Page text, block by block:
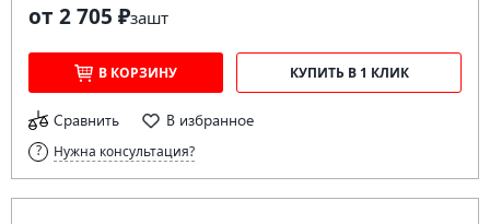
от 2 705 ₽зашт
В КОРЗИНУ КУПИТЬ В 1 КЛИК
Сравнить В избранное
Нужна консультация?